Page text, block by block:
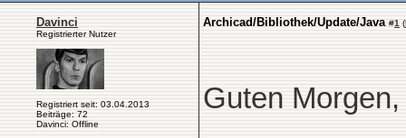
Davinci
Registrierter Nutzer
Registriert seit: 03.04.2013
Beiträge: 72
Davinci: Offline
Archicad/Bibliothek/Update/Java #1 (
Guten Morgen,